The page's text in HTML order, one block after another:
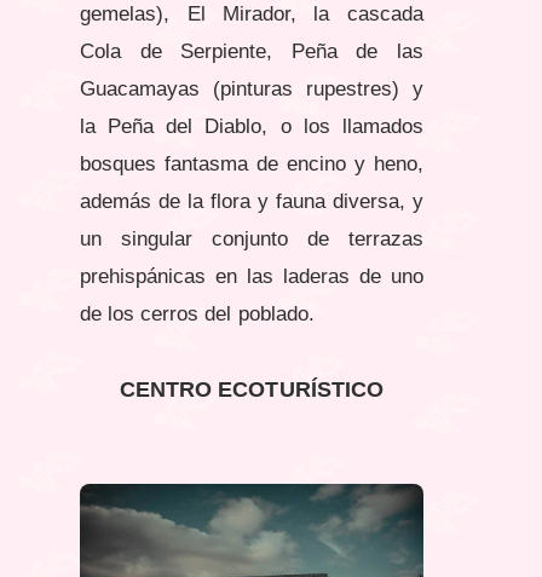
gemelas), El Mirador, la cascada
Cola de Serpiente, Peña de las
Guacamayas (pinturas rupestres) y
la Peña del Diablo, o los llamados
bosques fantasma de encino y heno,
además de la flora y fauna diversa, y
un singular conjunto de terrazas
prehispánicas en las laderas de uno
de los cerros del poblado.
CENTRO ECOTURÍSTICO